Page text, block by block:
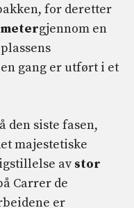
for deretter
metergjennom en
gang er utført i et
den siste fasen,
majestetiske
av stor
Carrer de
er